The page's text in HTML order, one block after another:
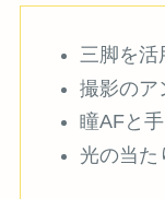
三脚を活
撮影のア
瞳AFと
光の当た